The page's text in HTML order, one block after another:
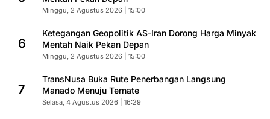
Minggu, 2 Agustus 2026 | 15:00
6
Ketegangan Geopolitik AS-Iran Dorong Harga Minyak
Mentah Naik Pekan Depan
Minggu, 2 Agustus 2026 | 15:00
7
TransNusa Buka Rute Penerbangan Langsung
Manado Menuju Ternate
Selasa, 4 Agustus 2026 | 16:29